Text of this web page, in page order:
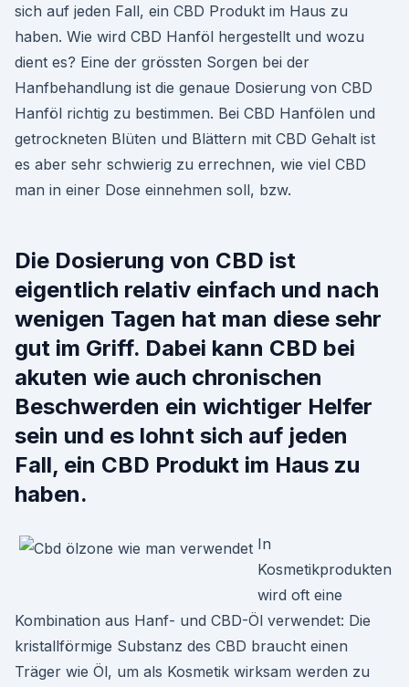
sich auf jeden Fall, ein CBD Produkt im Haus zu
haben. Wie wird CBD Hanföl hergestellt und wozu
dient es? Eine der grössten Sorgen bei der
Hanfbehandlung ist die genaue Dosierung von CBD
Hanföl richtig zu bestimmen. Bei CBD Hanfölen und
getrockneten Blüten und Blättern mit CBD Gehalt ist
es aber sehr schwierig zu errechnen, wie viel CBD
man in einer Dose einnehmen soll, bzw.
Die Dosierung von CBD ist
eigentlich relativ einfach und nach
wenigen Tagen hat man diese sehr
gut im Griff. Dabei kann CBD bei
akuten wie auch chronischen
Beschwerden ein wichtiger Helfer
sein und es lohnt sich auf jeden
Fall, ein CBD Produkt im Haus zu
haben.
In
Kosmetikprodukten
wird oft eine
Kombination aus Hanf- und CBD-Öl verwendet: Die
kristallförmige Substanz des CBD braucht einen
Träger wie Öl, um als Kosmetik wirksam werden zu